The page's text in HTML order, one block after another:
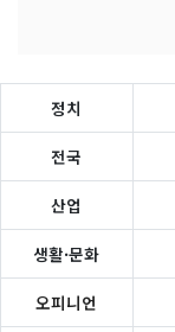
정치
전국
산업
생활·문화
오피니언